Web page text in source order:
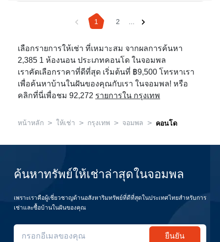
1 2 ...
เลือกรายการให้เช่า ที่เหมาะสม จากผลการค้นหา
2,385 1 ห้องนอน ประเภทคอนโด ในจอมพล
เราคัดเลือกราคาที่ดีที่สุด เริ่มต้นที่ ฿9,500 โทรหาเรา
เพื่อค้นหาบ้านในฝันของคุณกับเรา ในจอมพล! หรือ
คลิกที่นี่เพื่อชม 92,272 รายการใน กรุงเทพ
หน้าหลัก > ให้เช่า > กรุงเทพ > จอมพล > คอนโด
ค้นหาทรัพย์ให้เช่าล่าสุดในจอมพล
เพราะเราคือผู้เชี่ยวชาญด้านอสังหาริมทรัพย์ที่ดีที่สุดในประเทศไทยสำหรับการ
เช่าและซื้อบ้านในฝันของคุณ
ยืนยัน